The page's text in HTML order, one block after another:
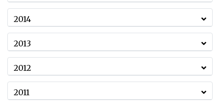
2014
2013
2012
2011